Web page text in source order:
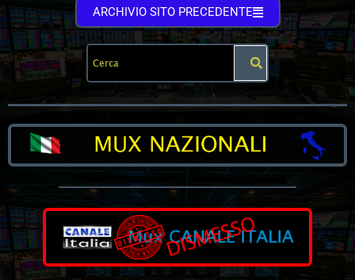
ARCHIVIO SITO PRECEDENTE